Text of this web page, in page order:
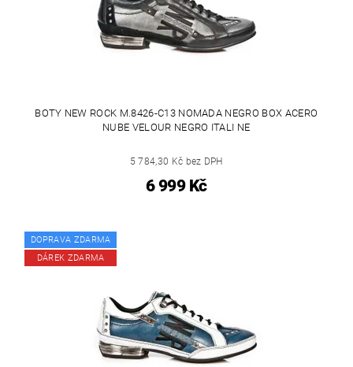
BOTY NEW ROCK M.8426-C13 NOMADA NEGRO BOX ACERO
NUBE VELOUR NEGRO ITALI NE
5 784,30 Kč bez DPH
6 999 Kč
DOPRAVA ZDARMA
DÁREK ZDARMA